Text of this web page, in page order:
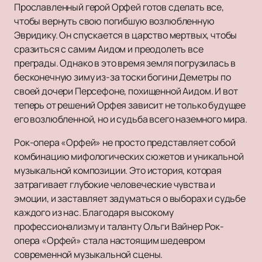
Прославленный герой Орфей готов сделать все,
чтобы вернуть свою погибшую возлюбленную
Эвридику. Он спускается в царство мертвых, чтобы
сразиться с самим Аидом и преодолеть все
преграды. Однако в это время земля погрузилась в
бесконечную зиму из-за тоски богини Деметры по
своей дочери Персефоне, похищенной Аидом. И вот
теперь от решений Орфея зависит не только будущее
его возлюбленной, но и судьба всего наземного мира.
Рок-опера «Орфей» не просто представляет собой
комбинацию мифологических сюжетов и уникальной
музыкальной композиции. Это история, которая
затрагивает глубокие человеческие чувства и
эмоции, и заставляет задуматься о выборах и судьбе
каждого из нас. Благодаря высокому
профессионализму и таланту Ольги Вайнер Рок-
опера «Орфей» стала настоящим шедевром
современной музыкальной сцены.